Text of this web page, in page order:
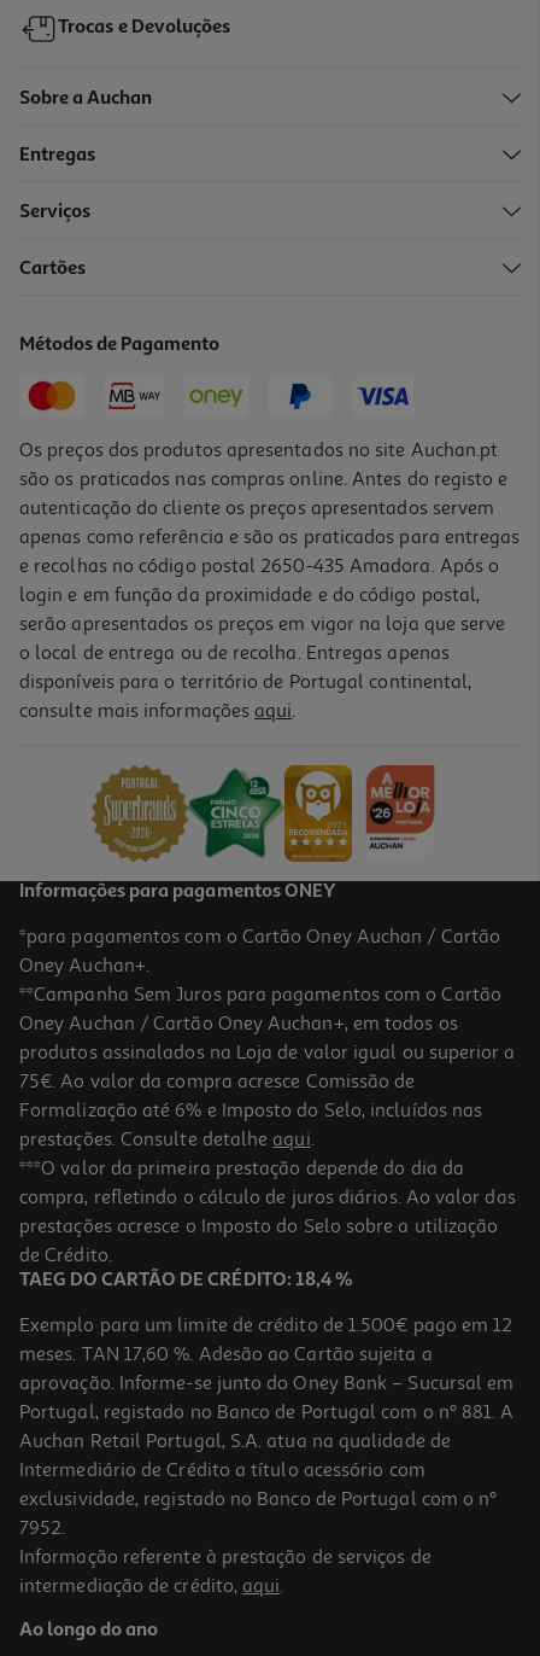
Trocas e Devoluções
Sobre a Auchan
Entregas
Serviços
Cartões
Métodos de Pagamento
Os preços dos produtos apresentados no site Auchan.pt
são os praticados nas compras online. Antes do registo e
autenticação do cliente os preços apresentados servem
apenas como referência e são os praticados para entregas
e recolhas no código postal 2650-435 Amadora. Após o
login e em função da proximidade e do código postal,
serão apresentados os preços em vigor na loja que serve
o local de entrega ou de recolha. Entregas apenas
disponíveis para o território de Portugal continental,
consulte mais informações aqui.
Informações para pagamentos ONEY
*para pagamentos com o Cartão Oney Auchan / Cartão
Oney Auchan+.
**Campanha Sem Juros para pagamentos com o Cartão
Oney Auchan / Cartão Oney Auchan+, em todos os
produtos assinalados na Loja de valor igual ou superior a
75€. Ao valor da compra acresce Comissão de
Formalização até 6% e Imposto do Selo, incluídos nas
prestações. Consulte detalhe aqui.
***O valor da primeira prestação depende do dia da
compra, refletindo o cálculo de juros diários. Ao valor das
prestações acresce o Imposto do Selo sobre a utilização
de Crédito.
TAEG DO CARTÃO DE CRÉDITO: 18,4 %
Exemplo para um limite de crédito de 1.500€ pago em 12
meses. TAN 17,60 %. Adesão ao Cartão sujeita a
aprovação. Informe-se junto do Oney Bank – Sucursal em
Portugal, registado no Banco de Portugal com o nº 881. A
Auchan Retail Portugal, S.A. atua na qualidade de
Intermediário de Crédito a título acessório com
exclusividade, registado no Banco de Portugal com o nº
7952.
Informação referente à prestação de serviços de
intermediação de crédito, aqui.
Ao longo do ano